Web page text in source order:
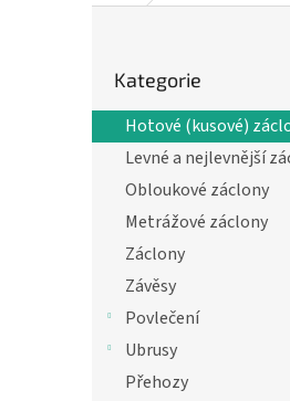
r
a
kategorie
Kategorie
Hotové (kusové)
Levné a nejlevnější
Obloukové záclony
Metrážové záclony
Záclony
Závěsy
Povlečení
Ubrusy
Přehozy